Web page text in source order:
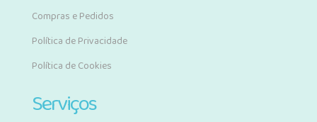
Compras e Pedidos
Política de Privacidade
Política de Cookies
Serviços